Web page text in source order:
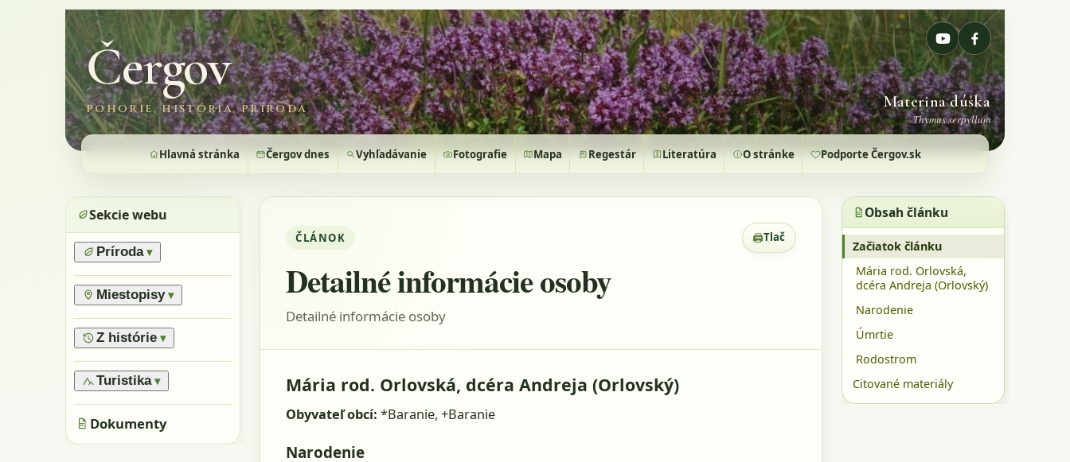
Čergov
POHORIE, HISTÓRIA, PRÍRODA Materina dúška
Thymus serpyllum
Hlavná stránka Čergov dnes Vyhľadávanie Fotografie Mapa Regestár Literatúra O stránke Podporte Čergov.sk
Sekcie webu
Príroda ▾
›Prírodné pomery
› Lesy
›Flóra
›Výnimočné stromy
Miestopisy ▾
›Prírodné rezervácie
›Vrchy
›Pamiatky
›Skaly, kamene
Z histórie ▾
›Všeobecne
›Obyvatelia a rody
Turistika ▾
›Značené trasy
›Neznačené trasy
Dokumenty
ČLÁNOK 🖨Tlač
Zobrazenie pre tlač
Detailné informácie osoby
Detailné informácie osoby
Mária rod. Orlovská, dcéra Andreja (Orlovský)
Obyvateľ obcí: *Baranie, +Baranie
Narodenie
Obsah článku
Začiatok článku
Mária rod. Orlovská,
dcéra Andreja (Orlovský)
Narodenie
Úmrtie
Rodostrom
Citované materiály